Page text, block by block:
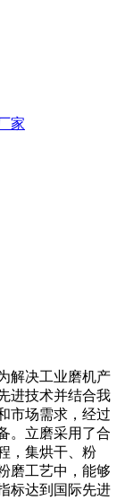
家
解决工业磨机产
进技术并结合我
市场需求，经过
。立磨采用了合
，集烘干、粉
磨工艺中，能够
标达到国际先进